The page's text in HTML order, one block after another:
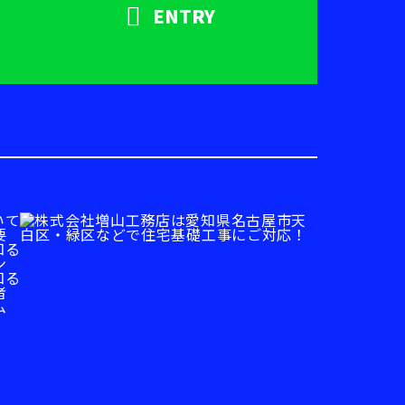
ENTRY
て